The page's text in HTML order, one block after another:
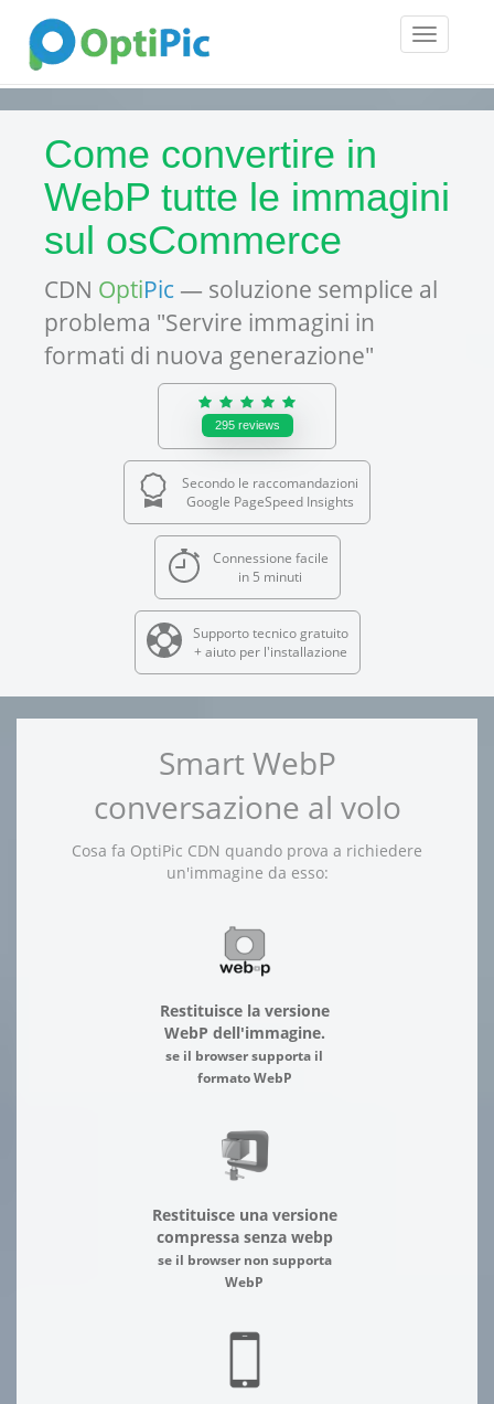
Toggle
Come convertire in
WebP tutte le immagini
sul osCommerce
CDN OptiPic — soluzione semplice al
problema "Servire immagini in
formati di nuova generazione"
295 reviews
Secondo le raccomandazioni
Google PageSpeed Insights
Connessione facile
in 5 minuti
Supporto tecnico gratuito
+ aiuto per l'installazione
Smart WebP
conversazione al volo
Cosa fa OptiPic CDN quando prova a richiedere
un'immagine da esso:
Restituisce la versione
WebP dell'immagine.
se il browser supporta il
formato WebP
Restituisce una versione
compressa senza webp
se il browser non supporta
WebP